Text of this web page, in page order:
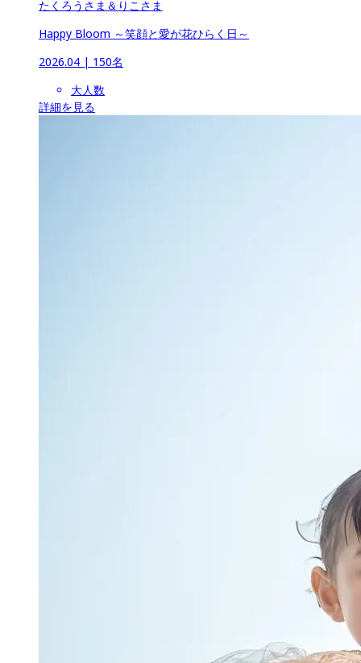
たくろうさま＆りこさま
Happy Bloom ～笑顔と愛が花ひらく日～
2026.04 | 150名
大人数
詳細を見る